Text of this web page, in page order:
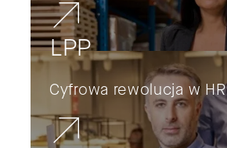
LPP
Cyfrowa rewolucja w HR